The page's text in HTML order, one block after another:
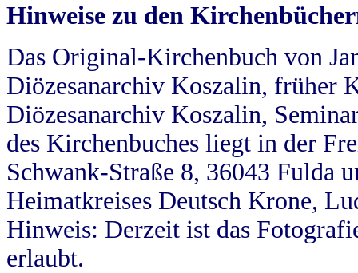
Hinweise zu den
Das Original-Kirchenbuch von
Diözesanarchiv Koszalin, früher
Diözesanarchiv Koszalin,
des Kirchenbuches liegt in der
Schwank-Straße 8, 36043 Fulda
Heimatkreises Deutsch Krone,
Hinweis: Derzeit ist das
erlaubt.